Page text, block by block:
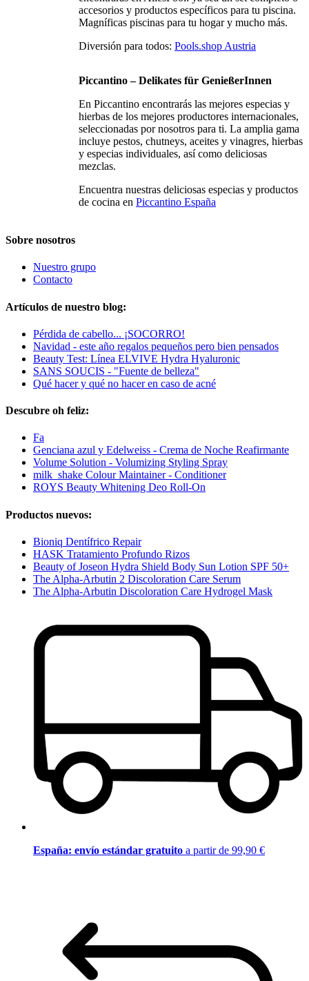
accesorios y productos específicos para tu piscina.
Magníficas piscinas para tu hogar y mucho más.
Diversión para todos: Pools.shop Austria
Piccantino – Delikates für GenießerInnen
En Piccantino encontrarás las mejores especias y
hierbas de los mejores productores internacionales,
seleccionadas por nosotros para ti. La amplia gama
incluye pestos, chutneys, aceites y vinagres, hierbas
y especias individuales, así como deliciosas
mezclas.
Encuentra nuestras deliciosas especias y productos
de cocina en Piccantino España
Sobre nosotros
Nuestro grupo
Contacto
Artículos de nuestro blog:
Pérdida de cabello... ¡SOCORRO!
Navidad - este año regalos pequeños pero bien pensados
Beauty Test: Línea ELVIVE Hydra Hyaluronic
SANS SOUCIS - "Fuente de belleza"
Qué hacer y qué no hacer en caso de acné
Descubre oh feliz:
Fa
Genciana azul y Edelweiss - Crema de Noche Reafirmante
Volume Solution - Volumizing Styling Spray
milk_shake Colour Maintainer - Conditioner
ROYS Beauty Whitening Deo Roll-On
Productos nuevos:
Bioniq Dentífrico Repair
HASK Tratamiento Profundo Rizos
Beauty of Joseon Hydra Shield Body Sun Lotion SPF 50+
The Alpha-Arbutin 2 Discoloration Care Serum
The Alpha-Arbutin Discoloration Care Hydrogel Mask
España: envío estándar gratuito a partir de 99,90 €